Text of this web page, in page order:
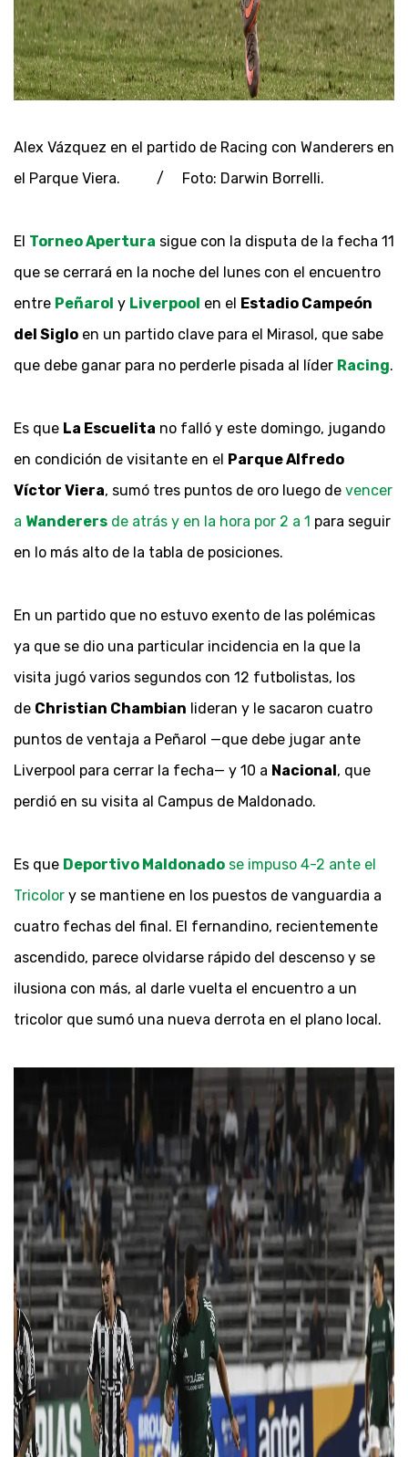
Alex Vázquez en el partido de Racing con Wanderers en
el Parque Viera. / Foto: Darwin Borrelli.
El Torneo Apertura sigue con la disputa de la fecha 11
que se cerrará en la noche del lunes con el encuentro
entre Peñarol y Liverpool en el Estadio Campeón
del Siglo en un partido clave para el Mirasol, que sabe
que debe ganar para no perderle pisada al líder Racing.
Es que La Escuelita no falló y este domingo, jugando
en condición de visitante en el Parque Alfredo
Víctor Viera, sumó tres puntos de oro luego de vencer
a Wanderers de atrás y en la hora por 2 a 1 para seguir
en lo más alto de la tabla de posiciones.
En un partido que no estuvo exento de las polémicas
ya que se dio una particular incidencia en la que la
visita jugó varios segundos con 12 futbolistas, los
de Christian Chambian lideran y le sacaron cuatro
puntos de ventaja a Peñarol —que debe jugar ante
Liverpool para cerrar la fecha— y 10 a Nacional, que
perdió en su visita al Campus de Maldonado.
Es que Deportivo Maldonado se impuso 4-2 ante el
Tricolor y se mantiene en los puestos de vanguardia a
cuatro fechas del final. El fernandino, recientemente
ascendido, parece olvidarse rápido del descenso y se
ilusiona con más, al darle vuelta el encuentro a un
tricolor que sumó una nueva derrota en el plano local.